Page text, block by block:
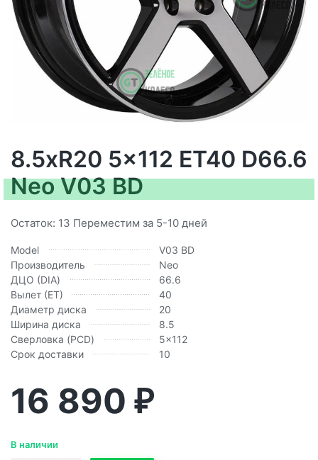
8.5xR20 5x112 ET40 D66.6
Neo V03 BD
Остаток: 13 Переместим за 5-10 дней
Model
V03 BD
Производитель
Neo
ДЦО (DIA)
66.6
Вылет (ЕТ)
40
Диаметр диска
20
Ширина диска
8.5
Сверловка (PCD)
5x112
Срок доставки
10
16 890 ₽
В наличии